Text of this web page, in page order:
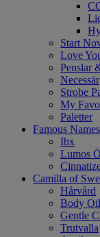
Start
Love
Penslar
Necessär
Strobe
My
Paletter
Famous Names
Ibx
Lumos
Camilla of
Hårvård
Body Oil
Gentle
Trutvalla